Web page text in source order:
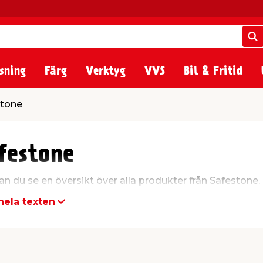
Färg Verktyg VVS Bil & Fritid
du se en översikt över alla produkter från Safestone.
texten